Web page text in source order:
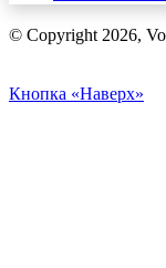
© Copyright 2026,
Кнопка «Наверх»